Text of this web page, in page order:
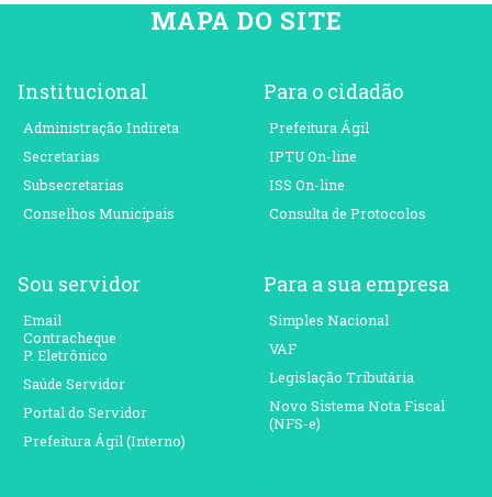
MAPA DO SITE
Institucional
Administração Indireta
Secretarias
Subsecretarias
Conselhos Municipais
Para o cidadão
Prefeitura Ágil
IPTU On-line
ISS On-line
Consulta de Protocolos
Sou servidor
Email
Contracheque
P. Eletrônico
Saúde Servidor
Portal do Servidor
Prefeitura Ágil (Interno)
Para a sua empresa
Simples Nacional
VAF
Legislação Tributária
Novo Sistema Nota Fiscal
(NFS-e)